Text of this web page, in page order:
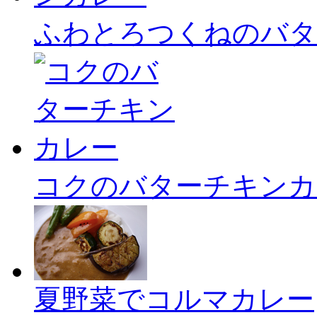
ふわとろつくねのバ
コクのバターチキン
夏野菜でコルマカレー